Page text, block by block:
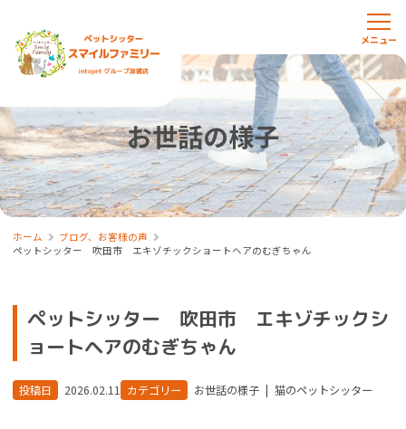
お世話の様子
ホーム
ブログ、お客様の声
ペットシッター 吹田市 エキゾチックショートヘアのむぎちゃん
ペットシッター 吹田市 エキゾチックシ
ョートヘアのむぎちゃん
投稿日 2026.02.11 カテゴリー お世話の様子 | 猫のペットシッター